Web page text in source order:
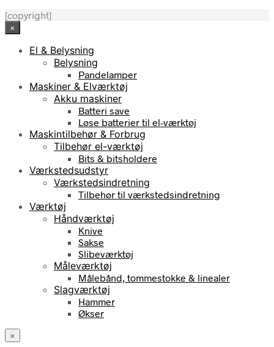
[copyright]
×
El & Belysning
Belysning
Pandelamper
Maskiner & Elværktøj
Akku maskiner
Batteri save
Løse batterier til el-værktøj
Maskintilbehør & Forbrug
Tilbehør el-værktøj
Bits & bitsholdere
Værkstedsudstyr
Værkstedsindretning
Tilbehør til værkstedsindretning
Værktøj
Håndværktøj
Knive
Sakse
Slibeværktøj
Måleværktøj
Målebånd, tommestokke & linealer
Slagværktøj
Hammer
Økser
×